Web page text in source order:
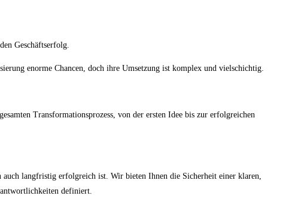
Geschäftserfolg.
enorme Chancen, doch ihre Umsetzung ist komplex und vielschichtig.
Transformationsprozess, von der ersten Idee bis zur erfolgreichen
langfristig erfolgreich ist. Wir bieten Ihnen die Sicherheit einer klaren,
definiert.